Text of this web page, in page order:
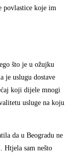
povlastice koje im
što je u ožujku
je uslugu dostave
koji dijele mnogi
usluge na koju
da u Beogradu ne
Htjela sam nešto